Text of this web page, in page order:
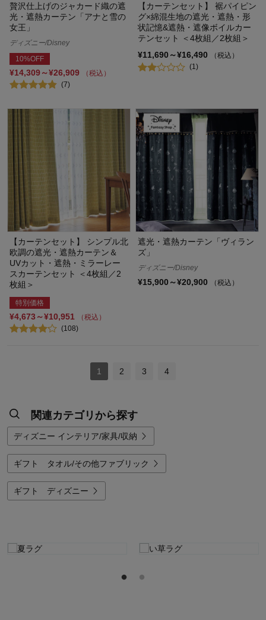
贅沢仕上げのジャカード織の遮
光・遮熱カーテン「アナと雪の
女王」
ディズニー/Disney
10%OFF
¥14,309～¥26,909
（税込）
(7)
【カーテンセット】 裾パイピン
グ×綿混生地の遮光・遮熱・形
状記憶&遮熱・遮像ボイルカー
テンセット ＜4枚組／2枚組＞
¥11,690～¥16,490
（税込）
(1)
【カーテンセット】 シンプル北
欧調の遮光・遮熱カーテン＆
UVカット・遮熱・ミラーレー
スカーテンセット ＜4枚組／2
枚組＞
特別価格
¥4,673～¥10,951
（税込）
(108)
遮光・遮熱カーテン「ヴィラン
ズ」
ディズニー/Disney
¥15,900～¥20,900 （税込）
1 2 3 4
関連カテゴリから探す
ディズニー インテリア/家具/収納
ギフト タオル/その他ファブリック
ギフト ディズニー